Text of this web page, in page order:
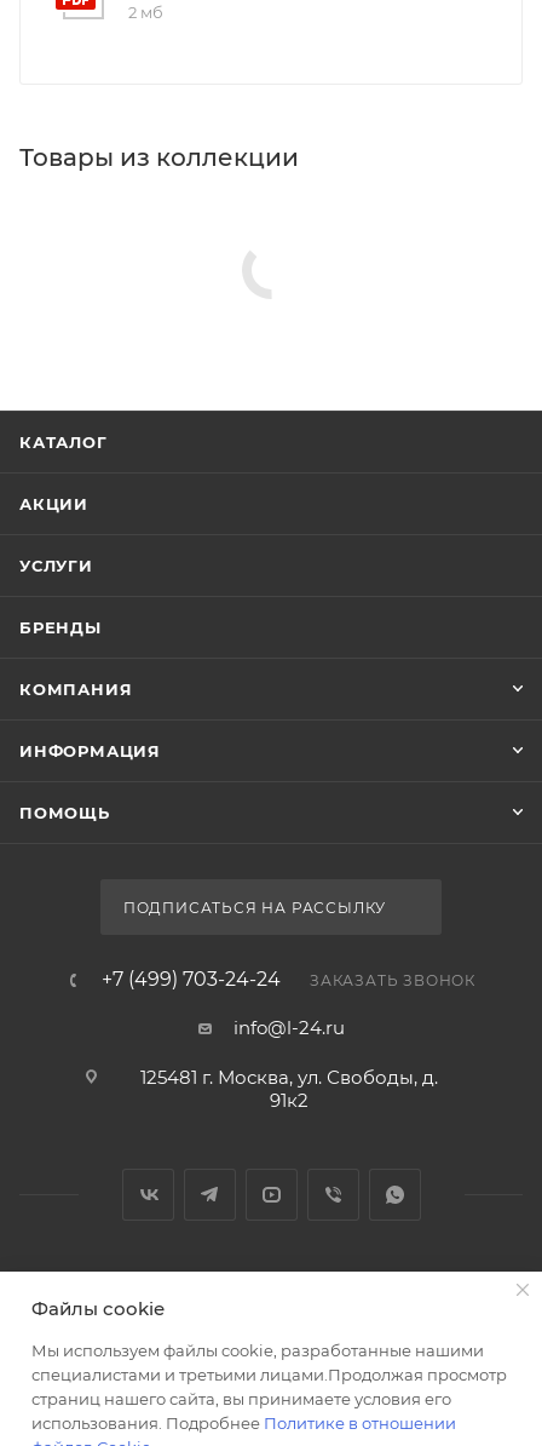
2 мб
Товары из коллекции
КАТАЛОГ
АКЦИИ
УСЛУГИ
БРЕНДЫ
КОМПАНИЯ
ИНФОРМАЦИЯ
ПОМОЩЬ
ПОДПИСАТЬСЯ НА РАССЫЛКУ
+7 (499) 703-24-24 ЗАКАЗАТЬ ЗВОНОК
info@l-24.ru
125481 г. Москва, ул. Свободы, д.
91к2
Разработка сайта
Файлы cookie
Мы используем файлы cookie, разработанные нашими
специалистами и третьими лицами.Продолжая просмотр
страниц нашего сайта, вы принимаете условия его
использования. Подробнее Политике в отношении